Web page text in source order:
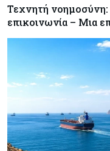
Τεχνητή νοημοσύνη:
επικοινωνία – Μια